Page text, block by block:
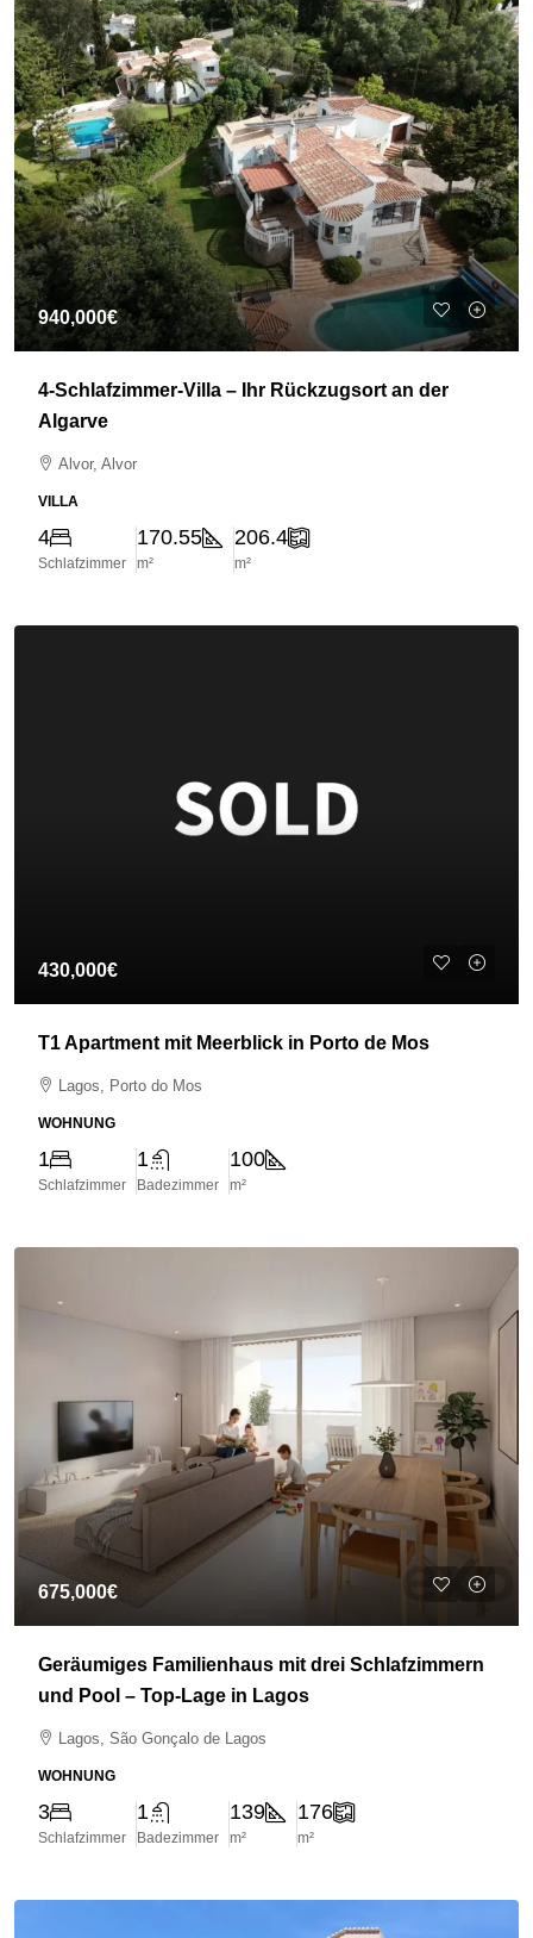
940,000€
4-Schlafzimmer-Villa – Ihr Rückzugsort an der
Algarve
Alvor, Alvor
VILLA
4
Schlafzimmer
170.55
m²
206.4
m²
430,000€
T1 Apartment mit Meerblick in Porto de Mos
Lagos, Porto do Mos
WOHNUNG
1
Schlafzimmer
1
Badezimmer
100
m²
675,000€
Geräumiges Familienhaus mit drei Schlafzimmern
und Pool – Top-Lage in Lagos
Lagos, São Gonçalo de Lagos
WOHNUNG
3
Schlafzimmer
1
Badezimmer
139
m²
176
m²